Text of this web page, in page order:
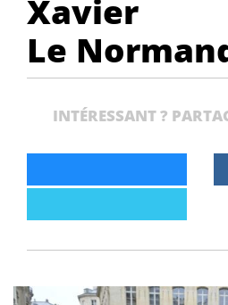
Normand
Xavier
Le
INTÉRESSANT ?